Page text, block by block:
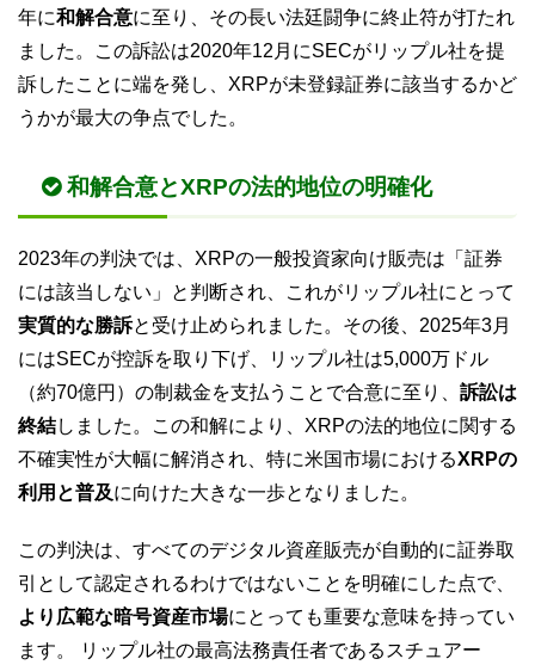
年に和解合意に至り、その長い法廷闘争に終止符が打たれ
ました。この訴訟は2020年12月にSECがリップル社を提
訴したことに端を発し、XRPが未登録証券に該当するかど
うかが最大の争点でした。
和解合意とXRPの法的地位の明確化
2023年の判決では、XRPの一般投資家向け販売は「証券
には該当しない」と判断され、これがリップル社にとって
実質的な勝訴と受け止められました。その後、2025年3月
にはSECが控訴を取り下げ、リップル社は5,000万ドル
（約70億円）の制裁金を支払うことで合意に至り、 訴訟は
終結しました。この和解により、XRPの法的地位に関する
不確実性が大幅に解消され、特に米国市場におけるXRPの
利用と普及に向けた大きな一歩となりました。
この判決は、すべてのデジタル資産販売が自動的に証券取
引として認定されるわけではないことを明確にした点で、
より広範な暗号資産市場にとっても重要な意味を持ってい
ます。 リップル社の最高法務責任者であるスチュアー